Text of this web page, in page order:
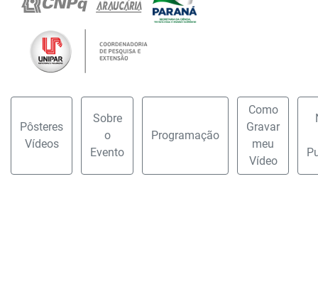
Pôsteres
Vídeos
Sobre
o
Evento
Programação
Como
Gravar
meu
Vídeo